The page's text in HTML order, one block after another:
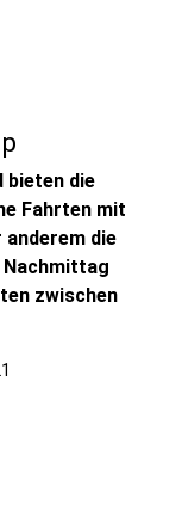
bieten die
Fahrten mit
die
Nachmittag
zwischen